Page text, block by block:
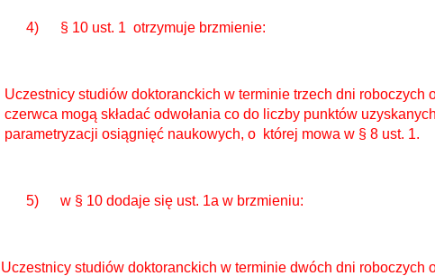
4) § 10 ust. 1 otrzymuje brzmienie:
Uczestnicy studiów doktoranckich w terminie trzech dni roboczych
czerwca mogą składać odwołania co do liczby punktów
parametryzacji osiągnięć naukowych, o której mowa w § 8 ust. 1.
5) w § 10 dodaje się ust. 1a w brzmieniu:
Uczestnicy studiów doktoranckich w terminie dwóch dni roboczych